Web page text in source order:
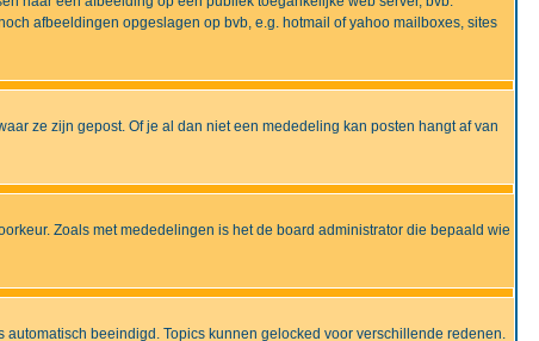
afbeeldingen opgeslagen op bvb, e.g. hotmail of yahoo mailboxes, sites
ze zijn gepost. Of je al dan niet een mededeling kan posten hangt af van
Zoals met mededelingen is het de board administrator die bepaald wie
beeindigd. Topics kunnen gelocked voor verschillende redenen.